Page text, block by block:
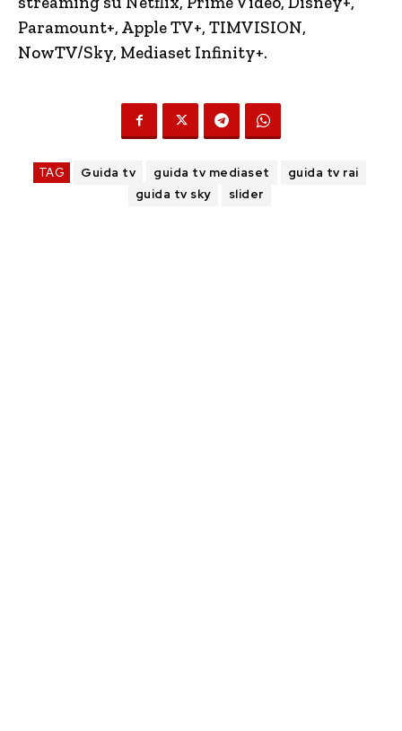
Paramount+, Apple TV+, TIMVISION,
NowTV/Sky, Mediaset Infinity+.
TAG Guida tv guida tv mediaset
guida tv rai
guida tv sky
slider